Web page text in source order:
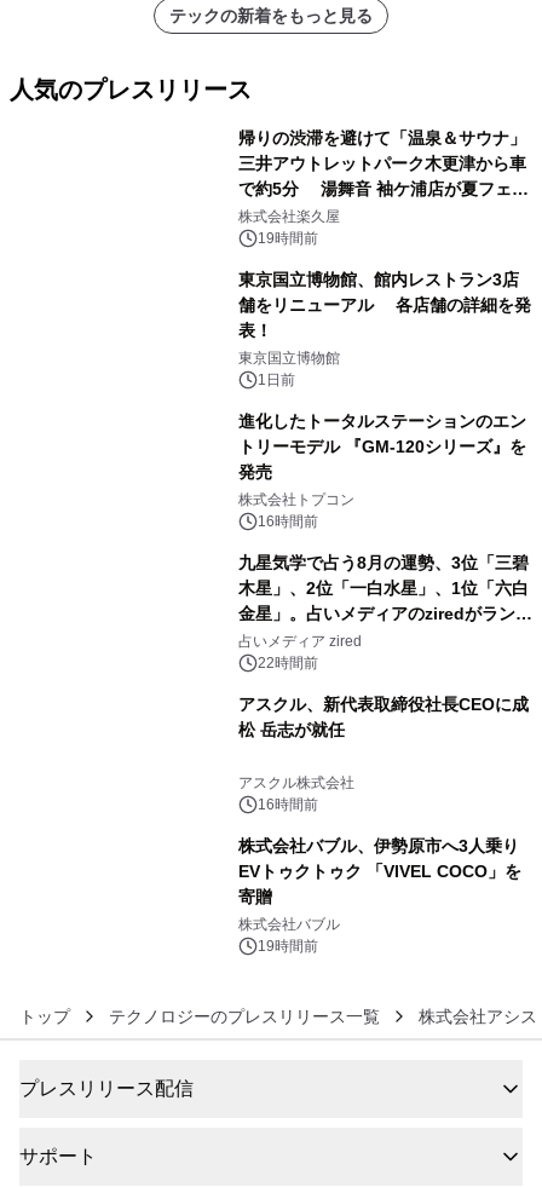
テックの新着をもっと見る
人気のプレスリリース
帰りの渋滞を避けて「温泉＆サウナ」
三井アウトレットパーク木更津から車
で約5分 湯舞音 袖ケ浦店が夏フェア
メニューを提供
株式会社楽久屋
19時間前
東京国立博物館、館内レストラン3店
舗をリニューアル 各店舗の詳細を発
表！
東京国立博物館
1日前
進化したトータルステーションのエン
トリーモデル 『GM-120シリーズ』を
発売
株式会社トプコン
16時間前
九星気学で占う8月の運勢、3位「三碧
木星」、2位「一白水星」、1位「六白
金星」。占いメディアのziredがランキ
ングを発表
占いメディア zired
22時間前
アスクル、新代表取締役社長CEOに成
松 岳志が就任
アスクル株式会社
16時間前
株式会社バブル、伊勢原市へ3人乗り
EVトゥクトゥク 「VIVEL COCO」を
寄贈
株式会社バブル
19時間前
トップ テクノロジーのプレスリリース一覧 株式会社アシス
プレスリリース配信
サポート